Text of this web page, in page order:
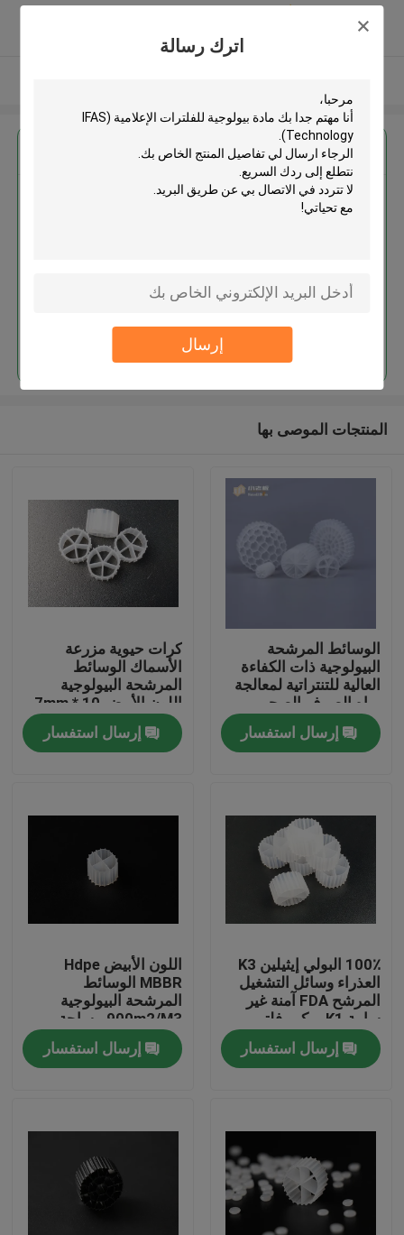
اترك رسالة
إرسال
الصفحة الرئيسية
معلومات عنا
جولة في المعمل
اتصل بنا
مدونة
الوسائط المرشحة MBBR
MBBR بيو ميديا
احصل على افضل سعر ل
مادة بيولوجية للفلترات الإعلامية
استمر
المنتجات الموصى بها
الوسائط المرشحة
البيولوجية ذات الكفاءة
العالية للتنتراتية لمعالجة
مياه الصرف الصحي
الفعالة
إرسال استفسار
كرات حيوية مزرعة
الأسماك الوسائط
المرشحة البيولوجية
اللون الأبيض 10 * 7mm
حشو عائم 100٪ بيولوجية
العذراء HDPE الوسائط
المرشحة
إرسال استفسار
100٪ البولي إيثيلين K3
العذراء وسائل التشغيل
المرشح FDA آمنة غير
سامة K1 ميكرو فلتر
MBBR مفاعل بيومور
الصين المصنعإرسال استفسار
اللون الأبيض Hdpe
MBBR الوسائط
المرشحة البيولوجية
900m2/M3 مساحة
السطح الكبيرة
إرسال استفسار